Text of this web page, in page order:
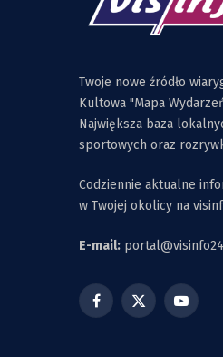
Twoje nowe źródło
Kultowa "Mapa
Największa baza
sportowych oraz
Codziennie aktualne
w Twojej okolicy na
E-mail:
Facebook
X
YouTube